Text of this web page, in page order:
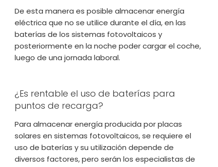
De esta manera es posible almacenar energía
eléctrica que no se utilice durante el día, en las
baterías de los sistemas fotovoltaicos y
posteriormente en la noche poder cargar el coche,
luego de una jornada laboral.
¿Es rentable el uso de baterías para
puntos de recarga?
Para almacenar energía producida por placas
solares en sistemas fotovoltaicos, se requiere el
uso de baterías y su utilización depende de
diversos factores, pero serán los especialistas de